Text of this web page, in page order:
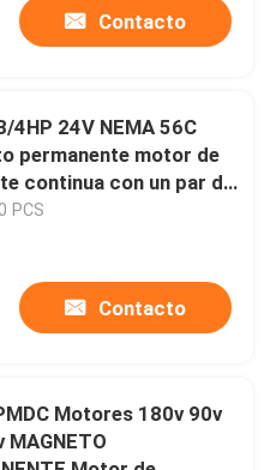
la rueda
Contacto
4HP 24V NEMA 56C
permanente motor de
continua con un par de
adicionales
PCS
Contacto
Motores 180v 90v
MAGNETO